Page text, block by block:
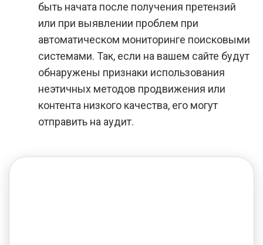
быть начата после получения претензий
или при выявлении проблем при
автоматическом мониторинге поисковыми
системами. Так, если на вашем сайте будут
обнаружены признаки использования
неэтичных методов продвижения или
контента низкого качества, его могут
отправить на аудит.